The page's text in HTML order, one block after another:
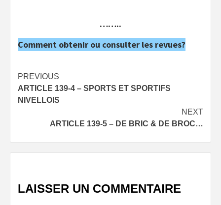
……..
Comment obtenir ou consulter les revues?
Post
navigation
PREVIOUS
ARTICLE 139-4 – SPORTS ET SPORTIFS
NIVELLOIS
NEXT
ARTICLE 139-5 – DE BRIC & DE BROC…
LAISSER UN COMMENTAIRE